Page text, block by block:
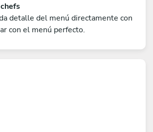
detalle del menú directamente con
con el menú perfecto.